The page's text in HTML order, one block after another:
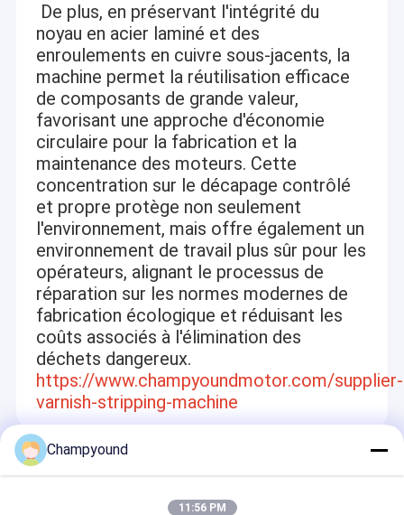
De plus, en préservant l'intégrité du
noyau en acier laminé et des
enroulements en cuivre sous-jacents, la
machine permet la réutilisation efficace
de composants de grande valeur,
favorisant une approche d'économie
circulaire pour la fabrication et la
maintenance des moteurs. Cette
concentration sur le décapage contrôlé
et propre protège non seulement
l'environnement, mais offre également un
environnement de travail plus sûr pour les
opérateurs, alignant le processus de
réparation sur les normes modernes de
fabrication écologique et réduisant les
coûts associés à l'élimination des
déchets dangereux.
https://www.champyoundmotor.com/supplier-
varnish-stripping-machine
Recommended Products
Champyound
11:56 PM